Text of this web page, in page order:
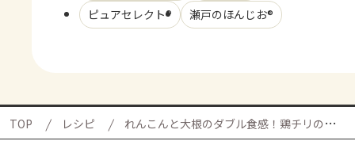
ピュアセレクト®
瀬戸のほんじお®
TOP レシピ れんこんと大根のダブル食感！鶏チリの献立